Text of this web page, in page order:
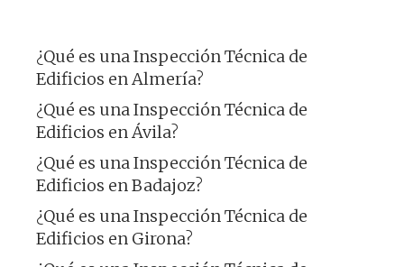
¿Qué es una Inspección Técnica de
Edificios en Almería?
¿Qué es una Inspección Técnica de
Edificios en Ávila?
¿Qué es una Inspección Técnica de
Edificios en Badajoz?
¿Qué es una Inspección Técnica de
Edificios en Girona?